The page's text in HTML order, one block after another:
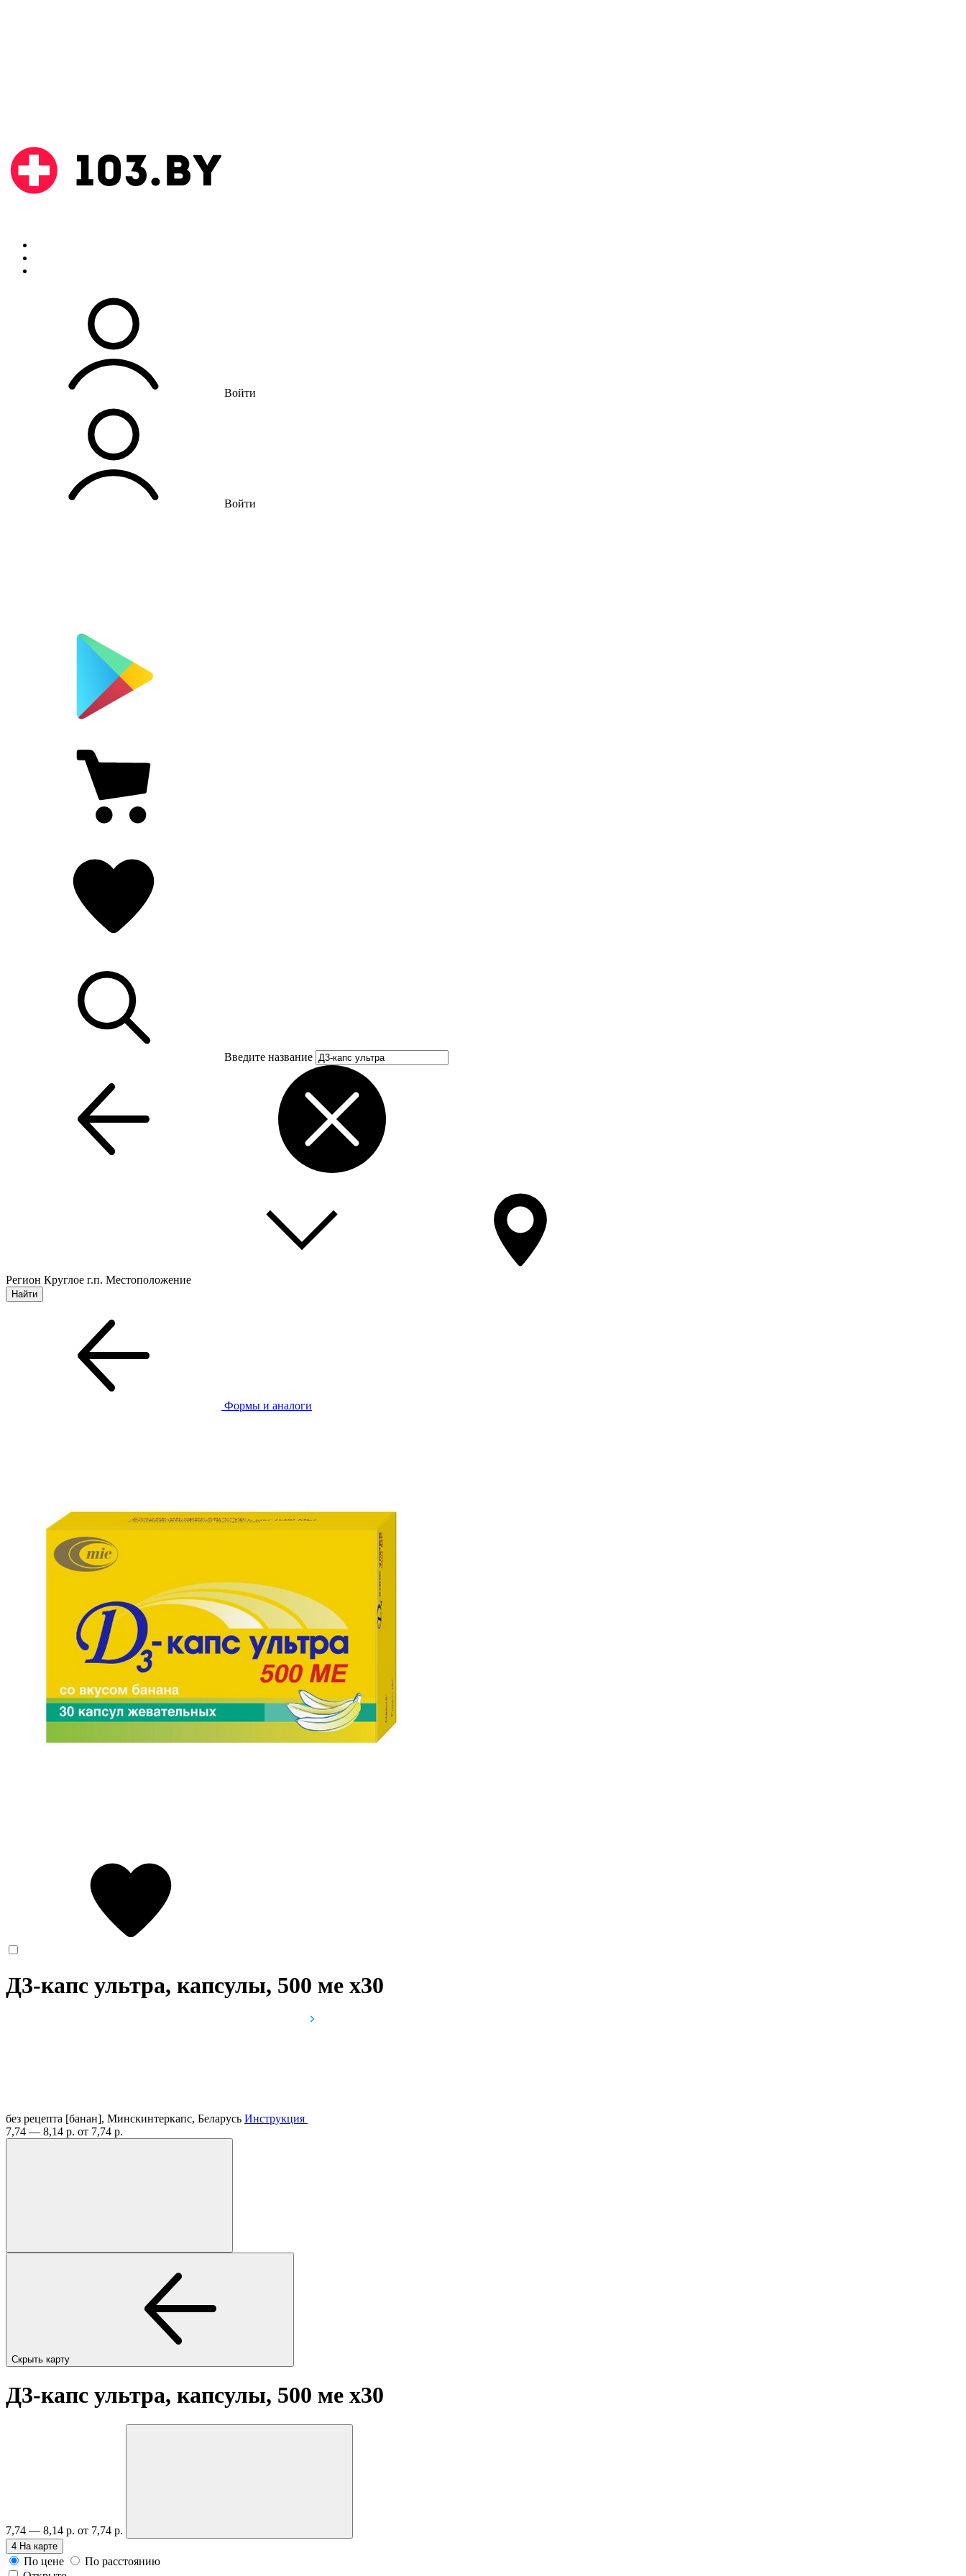
Войти
Войти
Введите название
Регион Круглое г.п. Местоположение
Формы и аналоги
Д3-капс ультра, капсулы, 500 ме x30
без рецепта [банан], Минскинтеркапс, Беларусь Инструкция
7,74 — 8,14 р. от 7,74 р.
Скрыть карту
Д3-капс ультра, капсулы, 500 ме x30
7,74 — 8,14 р. от 7,74 р.
4 На карте
По цене
По расстоянию